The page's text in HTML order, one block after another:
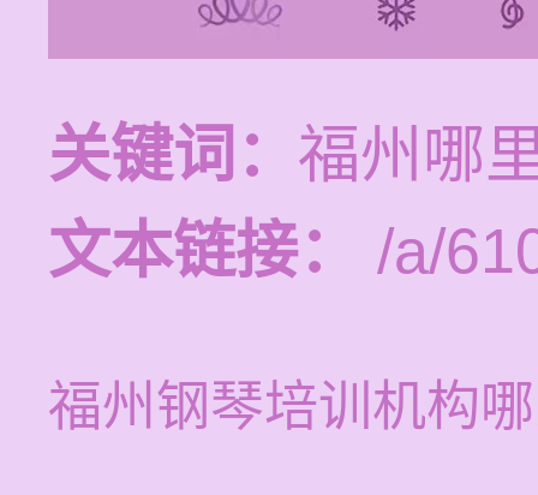
关键词： 福州哪
文本链接：
/a/
福州钢琴培训机构